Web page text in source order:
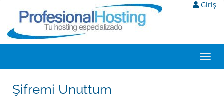
Giriş
Şifremi Unuttum